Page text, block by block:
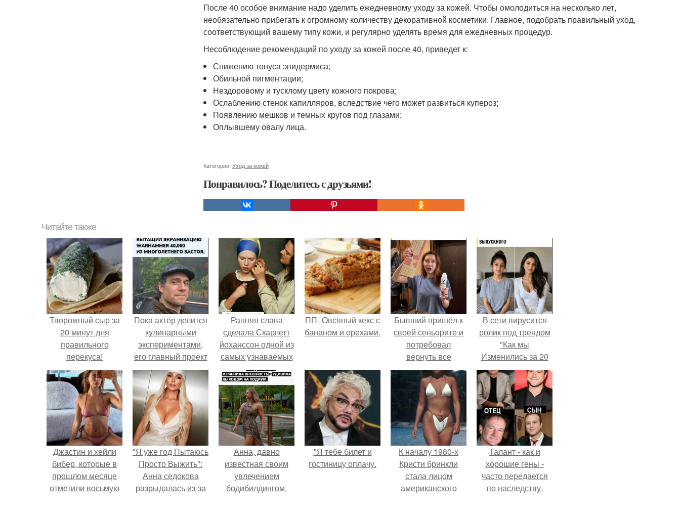
После 40 особое внимание надо уделить ежедневному уходу за кожей. Чтобы омолодиться на несколько лет,
необязательно прибегать к огромному количеству декоративной косметики. Главное, подобрать правильный уход,
соответствующий вашему типу кожи, и регулярно уделять время для ежедневных процедур.
Несоблюдение рекомендаций по уходу за кожей после 40, приведет к:
Снижению тонуса эпидермиса;
Обильной пигментации;
Нездоровому и тусклому цвету кожного покрова;
Ослаблению стенок капилляров, вследствие чего может развиться купероз;
Появлению мешков и темных кругов под глазами;
Оплывшему овалу лица.
Категории: Уход за кожей
Понравилось? Поделитесь с друзьями!
Читайте также
Творожный сыр за
20 минут для
правильного
перекуса!
Пока актёр делится
кулинарными
экспериментами,
его главный проект
сделал серьёзный
шаг вперёд.
Ранняя слава
сделала Скарлетт
йоханссон одной из
самых узнаваемых
актрис голливуда,
но за глянцевым
фасадом
скрывалась
огромная
неуверенность.
ПП- Овсяный кекс с
бананом и орехами.
Бывший пришёл к
своей сеньорите и
потребовал
вернуть все
подарки.
В сети вирусится
ролик под трендом
"Как мы
Изменились за 20
лет".
Джастин и хейли
бибер, которые в
прошлом месяце
отметили восьмую
"Я уже год Пытаюсь
Просто Выжить":
Анна седокова
разрыдалась из-за
Анна, давно
известная своим
увлечением
бодибилдингом,
"Я тебе билет и
гостиницу оплачу.
К началу 1980-х
Кристи бринкли
стала лицом
американского
Талант - как и
хорошие гены -
часто передается
по наследству.